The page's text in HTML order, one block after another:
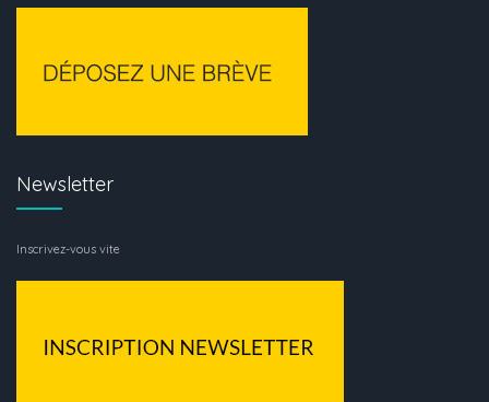
Newsletter
Inscrivez-vous vite